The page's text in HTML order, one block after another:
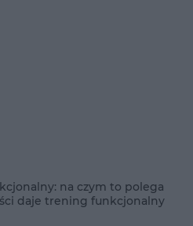
na czym to polega
daje trening funkcjonalny